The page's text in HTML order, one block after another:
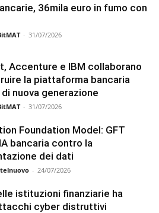
36mila euro in fumo con
- 31/07/2026
Accenture e IBM collaborano
la piattaforma bancaria
nuova generazione
- 31/07/2026
Foundation Model: GFT
bancaria contro la
dei dati
- 24/07/2026
istituzioni finanziarie ha
cyber distruttivi